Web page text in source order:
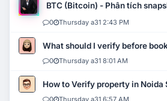
BTC (Bitcoin) - Phân tích
0 Thursday a31 2:43 PM
What should I verify before
0 Thursday a31 8:01 AM
How to Verify property in Noida
0 Thursday a31 6:57 AM